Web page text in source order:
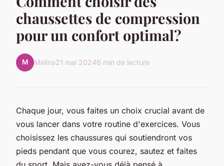
chaussettes de compression
pour un confort optimal?
M Mélina21 mai 20246 min de lecture
Chaque jour, vous faites un choix crucial avant de
vous lancer dans votre routine d'exercices. Vous
choisissez les chaussures qui soutiendront vos
pieds pendant que vous courez, sautez et faites